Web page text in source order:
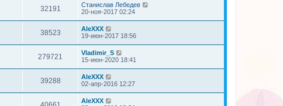
32191
Станислав Лебедев
20-ноя-2017 02:24
38523
AleXXX
19-июн-2017 18:56
279721
Vladimir_S
15-июн-2020 18:41
39288
AleXXX
02-апр-2016 12:27
AleXXX